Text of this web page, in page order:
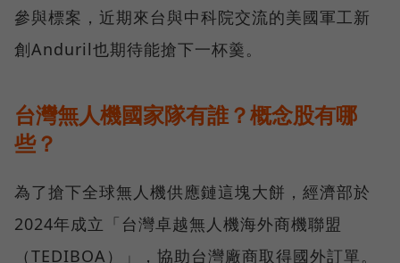
參與標案，近期來台與中科院交流的美國軍工新
創Anduril也期待能搶下一杯羹。
台灣無人機國家隊有誰？概念股有哪
些？
為了搶下全球無人機供應鏈這塊大餅，經濟部於
2024年成立「台灣卓越無人機海外商機聯盟
（TEDIBOA）」，協助台灣廠商取得國外訂單。